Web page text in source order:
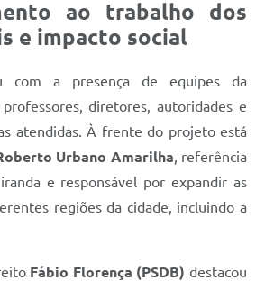
ao trabalho dos
e impacto social
com a presença de equipes da
professores, diretores, autoridades e
atendidas. À frente do projeto está
Urbano Amarilha, referência
e responsável por expandir as
regiões da cidade, incluindo a
Fábio Florença (PSDB) destacou